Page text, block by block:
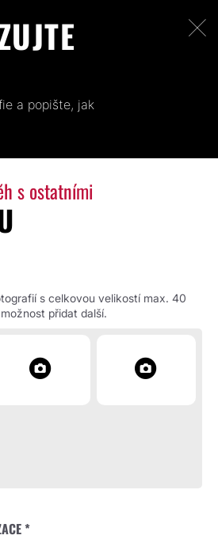
a popište, jak
s ostatními
s celkovou velikostí max. 40
přidat další.
*